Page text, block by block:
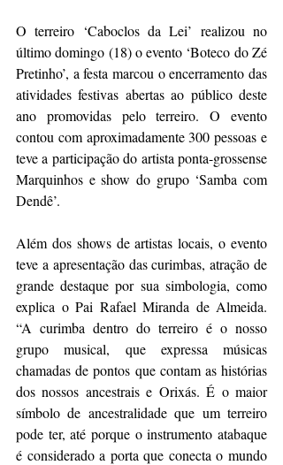
O terreiro ‘Caboclos da Lei’ realizou no
último domingo (18) o evento ‘Boteco do Zé
Pretinho’, a festa marcou o encerramento das
atividades festivas abertas ao público deste
ano promovidas pelo terreiro. O evento
contou com aproximadamente 300 pessoas e
teve a participação do artista ponta-grossense
Marquinhos e show do grupo ‘Samba com
Dendê’.
Além dos shows de artistas locais, o evento
teve a apresentação das curimbas, atração de
grande destaque por sua simbologia, como
explica o Pai Rafael Miranda de Almeida.
“A curimba dentro do terreiro é o nosso
grupo musical, que expressa músicas
chamadas de pontos que contam as histórias
dos nossos ancestrais e Orixás. É o maior
símbolo de ancestralidade que um terreiro
pode ter, até porque o instrumento atabaque
é considerado a porta que conecta o mundo